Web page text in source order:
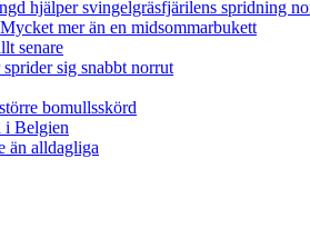
hjälper svingelgräsfjärilens spridning
mer än en midsommarbukett
senare
sig snabbt norrut
bomullsskörd
i Belgien
än alldagliga